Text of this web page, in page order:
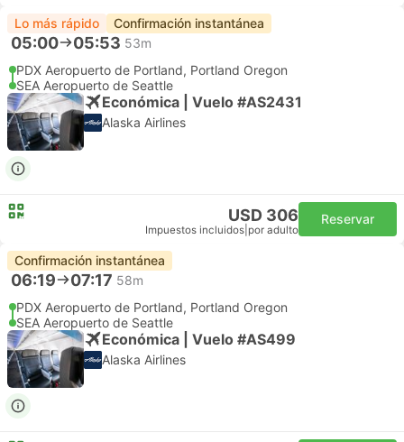
Lo más rápido Confirmación instantánea
05:00 05:53 53m
PDX Aeropuerto de Portland, Portland Oregon
SEA Aeropuerto de Seattle
Económica | Vuelo #AS2431
Alaska Airlines
USD 306
Impuestos incluidos por adulto
Reservar
Confirmación instantánea
06:19 07:17 58m
PDX Aeropuerto de Portland, Portland Oregon
SEA Aeropuerto de Seattle
Económica | Vuelo #AS499
Alaska Airlines